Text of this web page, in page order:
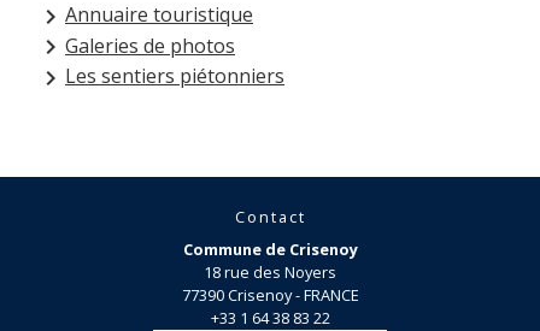
keyboard_arrow_right Annuaire touristique
keyboard_arrow_right Galeries de photos
keyboard_arrow_right Les sentiers piétonniers
Contact
Commune de Crisenoy
18 rue des Noyers
77390 Crisenoy - FRANCE
+33 1 64 38 83 22